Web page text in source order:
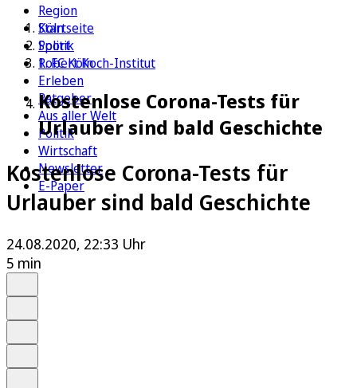
Region
Köln
Sport
1. FC Köln
Erleben
Ratgeber
Aus aller Welt
Politik
Wirtschaft
Newsletter
E-Paper
Startseite
Politik
Robert Koch-Institut
Kostenlose Corona-Tests für
Urlauber sind bald Geschichte
Kostenlose Corona-Tests für
Urlauber sind bald Geschichte
24.08.2020, 22:33 Uhr
5 min